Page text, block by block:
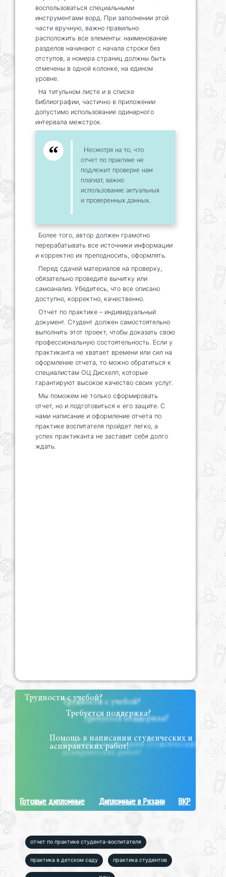
воспользоваться специальными
инструментами ворд. При заполнении этой
части вручную, важно правильно
расположить все элементы: наименование
разделов начинают с начала строки без
отступов, а номера страниц должны быть
отмечены в одной колонке, на едином
уровне.
На титульном листе и в списке
библиографии, частично в приложении
допустимо использование одинарного
интервала межстрок.
Несмотря на то, что
отчет по практике не
подлежит проверке нам
плагиат, важно
использование актуальных
и проверенных данных.
Более того, автор должен грамотно
перерабатывать все источники информации
и корректно их преподносить, оформлять.
Перед сдачей материалов на проверку,
обязательно проведите вычитку или
самоанализ. Убедитесь, что все описано
доступно, корректно, качественно.
Отчет по практике – индивидуальный
документ. Студент должен самостоятельно
выполнить этот проект, чтобы доказать свою
профессиональную состоятельность. Если у
практиканта не хватает времени или сил на
оформление отчета, то можно обратиться к
специалистам ОЦ Дисхелп, которые
гарантируют высокое качество своих услуг.
Мы поможем не только сформировать
отчет, но и подготовиться к его защите. С
нами написание и оформление отчета по
практике воспитателя пройдет легко, а
успех практиканта не заставит себя долго
ждать.
Трудности с учебой?
Требуется поддержка?
Помощь в написании студенческих и
аспирантских работ!
Готовые дипломные Дипломные в Рязани ВКР
отчет по практике студента-воспитателя
практика в детском саду практика студентов